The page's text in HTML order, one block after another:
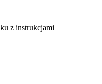
z instrukcjami